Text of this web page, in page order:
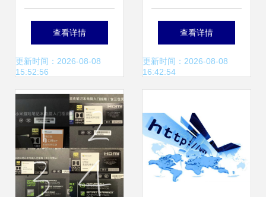
太平洋电脑网新品
情报站权威推荐
查看详情
更新时间：2026-08-08
15:52:56
新 JCB-2型电脑触
摸屏建材不燃性试
查看详情
更新时间：2026-08-08
16:42:54